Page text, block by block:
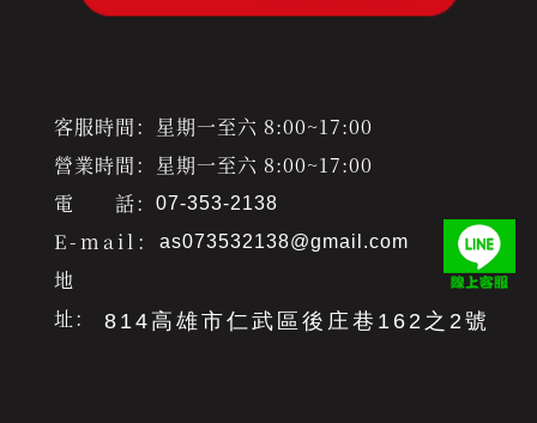
客服時間：星期一至六 8:00~17:00
營業時間：星期一至六 8:00~17:00
電 話：
07-353-2138
E-mail： as073532138@gmail.com
地
址：
814高雄市仁武區後庄巷162之2號